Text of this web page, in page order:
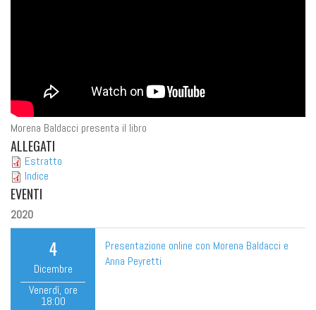
Morena Baldacci presenta il libro
ALLEGATI
Estratto
Indice
EVENTI
2020
4
Dicembre
Venerdì, ore
18:00
Presentazione online con Morena Baldacci e
Anna Peyretti